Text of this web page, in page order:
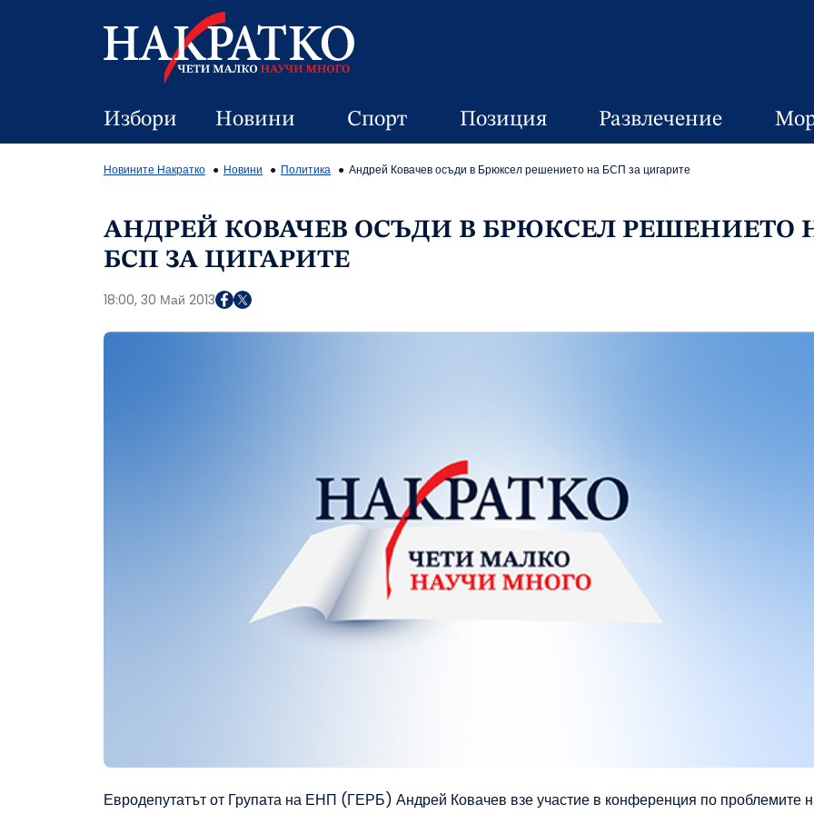
Избори Новини Спорт Позиция Развлечение
Новините Накратко Новини Политика Андрей Ковачев осъди в Брюксел решението на БСП за цигарите
АНДРЕЙ КОВАЧЕВ ОСЪДИ В БРЮКСЕЛ РЕШЕНИЕТО
БСП ЗА ЦИГАРИТЕ
18:00, 30 Май 2013
Евродепутатът от Групата на ЕНП (ГЕРБ) Андрей Ковачев взе участие в конференция по проблемите